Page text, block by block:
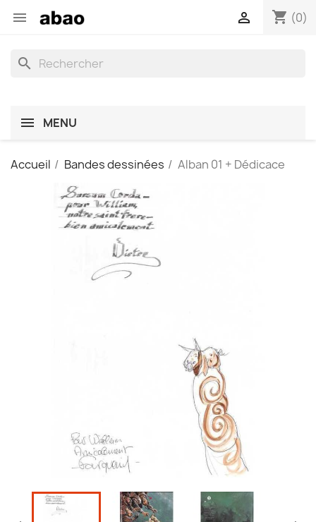
 shopping_cart (0)

search
MENU
Accueil Bandes dessinées Alban 01 + Dédicace